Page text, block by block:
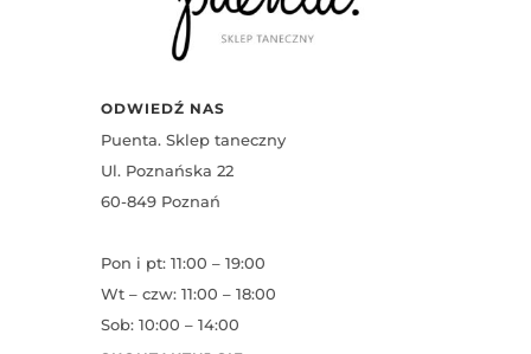
ODWIEDŹ NAS
Puenta. Sklep taneczny
Ul. Poznańska 22
60-849 Poznań
Pon i pt: 11:00 – 19:00
Wt – czw: 11:00 – 18:00
Sob: 10:00 – 14:00